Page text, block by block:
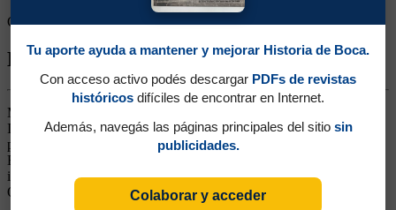
Goles rivales:0
Biografía de Juan Daniel Forlín
Marcador Central. Ganó un título (Apertura 2008). Surgido de las
Inferiores. Pasó a la filial del Real Madrid, pero volvió al club por
problemas de pasaporte. Posteriormente pasó al Espanyol de
Barcelona. Volvió al club a préstamo del Al-Rayyan de Qatar,
institución a la que regresó en 2015. Continuó en Querétaro,
Oviedo, Jubilo Iwata y Llagostera (España)
Tu aporte ayuda a mantener y mejorar Historia de Boca.
Con acceso activo podés descargar PDFs de revistas
históricos difíciles de encontrar en Internet.
Además, navegás las páginas principales del sitio sin
publicidades.
Colaborar y acceder